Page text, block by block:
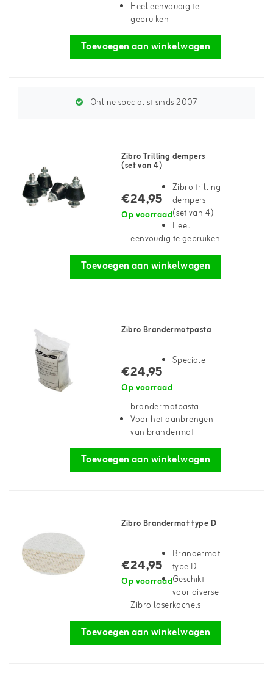
Heel eenvoudig te
gebruiken
Toevoegen aan winkelwagen
Online specialist sinds 2007
Zibro Trilling dempers
(set van 4)
€24,95
Op voorraad
Zibro trilling
dempers
(set van 4)
Heel
eenvoudig te gebruiken
Toevoegen aan winkelwagen
Zibro Brandermatpasta
€24,95
Op voorraad
Speciale
brandermatpasta
Voor het aanbrengen
van brandermat
Toevoegen aan winkelwagen
Zibro Brandermat type D
€24,95
Op voorraad
Brandermat
type D
Geschikt
voor diverse
Zibro laserkachels
Toevoegen aan winkelwagen